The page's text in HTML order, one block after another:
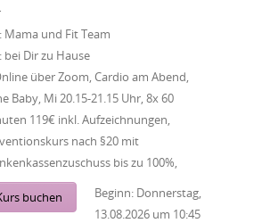
Mama und Fit Team
bei Dir zu Hause
über Zoom, Cardio am Abend,
Baby, Mi 20.15-21.15 Uhr, 8x 60
119€ inkl. Aufzeichnungen,
nach §20 mit
bis zu 100%,
buchen Beginn: Donnerstag,
13.08.2026 um 10:45